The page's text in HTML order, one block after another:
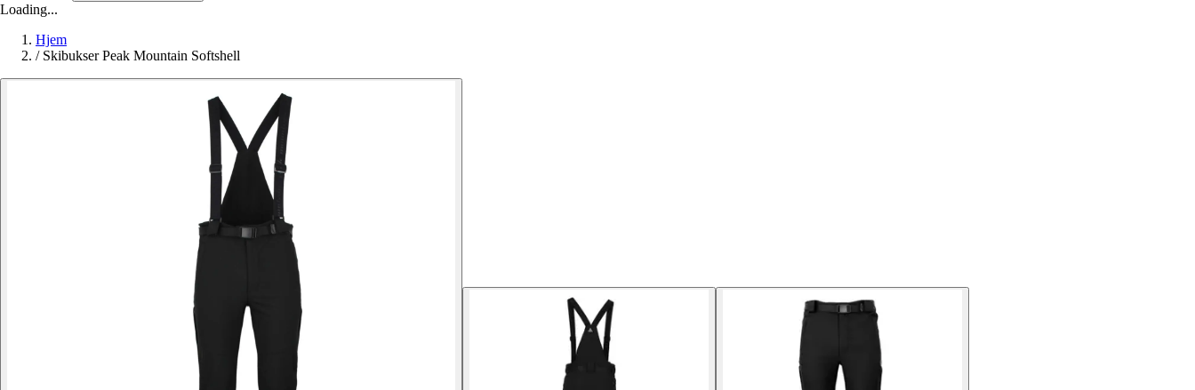
Loading...
Hjem
/ Skibukser Peak Mountain Softshell